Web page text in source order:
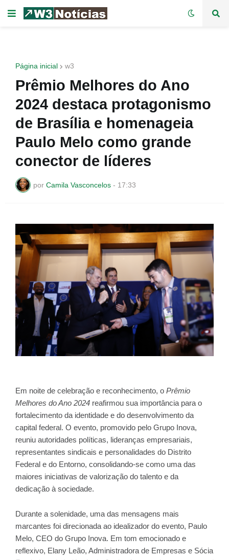
Página inicial w3
Prêmio Melhores do Ano
2024 destaca protagonismo
de Brasília e homenageia
Paulo Melo como grande
conector de líderes
por Camila Vasconcelos - 17:33
Em noite de celebração e reconhecimento, o Prêmio
Melhores do Ano 2024 reafirmou sua importância para o
fortalecimento da identidade e do desenvolvimento da
capital federal. O evento, promovido pelo Grupo Inova,
reuniu autoridades políticas, lideranças empresariais,
representantes sindicais e personalidades do Distrito
Federal e do Entorno, consolidando-se como uma das
maiores iniciativas de valorização do talento e da
dedicação à sociedade.
Durante a solenidade, uma das mensagens mais
marcantes foi direcionada ao idealizador do evento, Paulo
Melo, CEO do Grupo Inova. Em tom emocionado e
reflexivo, Elany Leão, Administradora de Empresas e Sócia